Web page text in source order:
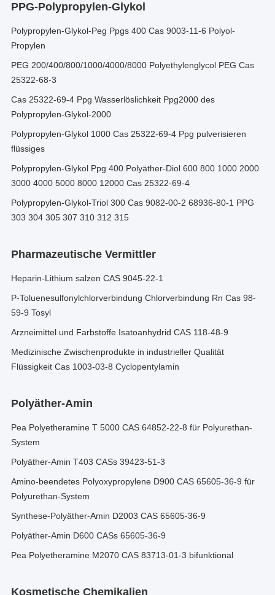
PPG-Polypropylen-Glykol
Polypropylen-Glykol-Peg Ppgs 400 Cas 9003-11-6 Polyol-
Propylen
PEG 200/400/800/1000/4000/8000 Polyethylenglycol PEG Cas
25322-68-3
Cas 25322-69-4 Ppg Wasserlöslichkeit Ppg2000 des
Polypropylen-Glykol-2000
Polypropylen-Glykol 1000 Cas 25322-69-4 Ppg pulverisieren
flüssiges
Polypropylen-Glykol Ppg 400 Polyäther-Diol 600 800 1000 2000
3000 4000 5000 8000 12000 Cas 25322-69-4
Polypropylen-Glykol-Triol 300 Cas 9082-00-2 68936-80-1 PPG
303 304 305 307 310 312 315
Pharmazeutische Vermittler
Heparin-Lithium salzen CAS 9045-22-1
P-Toluenesulfonylchlorverbindung Chlorverbindung Rn Cas 98-
59-9 Tosyl
Arzneimittel und Farbstoffe Isatoanhydrid CAS 118-48-9
Medizinische Zwischenprodukte in industrieller Qualität
Flüssigkeit Cas 1003-03-8 Cyclopentylamin
Polyäther-Amin
Pea Polyetheramine T 5000 CAS 64852-22-8 für Polyurethan-
System
Polyäther-Amin T403 CASs 39423-51-3
Amino-beendetes Polyoxypropylene D900 CAS 65605-36-9 für
Polyurethan-System
Synthese-Polyäther-Amin D2003 CAS 65605-36-9
Polyäther-Amin D600 CASs 65605-36-9
Pea Polyetheramine M2070 CAS 83713-01-3 bifunktional
Kosmetische Chemikalien